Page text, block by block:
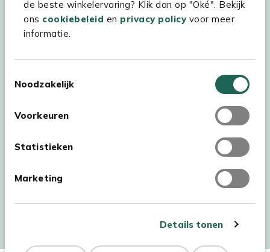
de beste winkelervaring? Klik dan op "Oké". Bekijk
ons cookiebeleid en privacy policyvoor meer
informatie.
Noodzakelijk
Voorkeuren
Statistieken
Marketing
Details tonen